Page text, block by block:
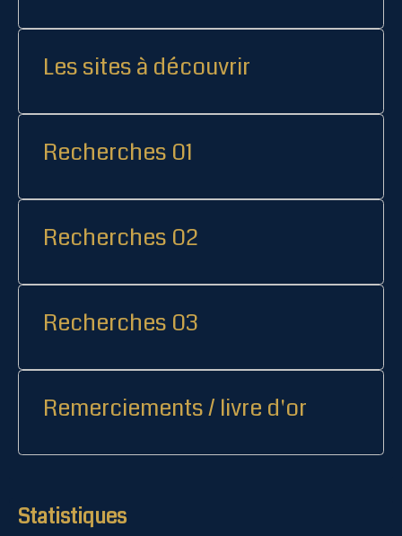
Les sites à découvrir
Recherches 01
Recherches 02
Recherches 03
Remerciements / livre d'or
Statistiques